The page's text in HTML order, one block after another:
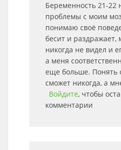
Беременность 21-22
проблемы с моим
понимаю своё
бесит и раздражает,
никогда не видел и
а меня
еще больше. Понять
сможет никогда, а
Войдите, чтобы
комментарии